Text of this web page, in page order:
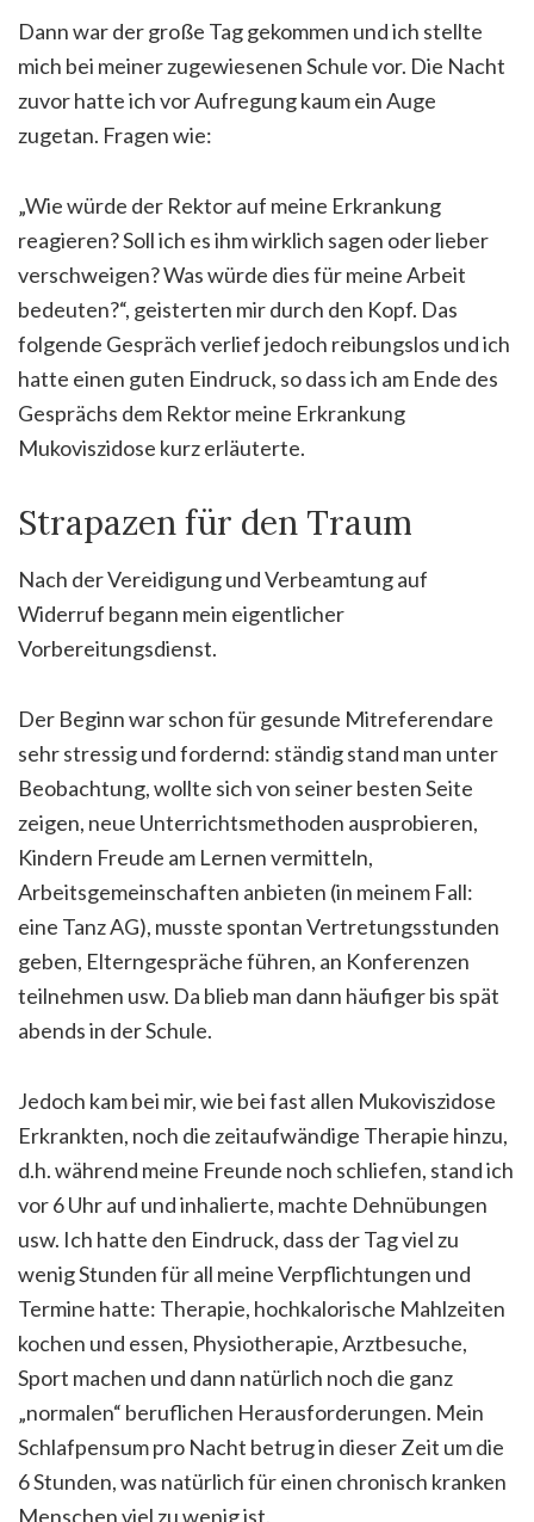
Dann war der große Tag gekommen und ich stellte
mich bei meiner zugewiesenen Schule vor. Die Nacht
zuvor hatte ich vor Aufregung kaum ein Auge
zugetan. Fragen wie:
„Wie würde der Rektor auf meine Erkrankung
reagieren? Soll ich es ihm wirklich sagen oder lieber
verschweigen? Was würde dies für meine Arbeit
bedeuten?“, geisterten mir durch den Kopf. Das
folgende Gespräch verlief jedoch reibungslos und ich
hatte einen guten Eindruck, so dass ich am Ende des
Gesprächs dem Rektor meine Erkrankung
Mukoviszidose kurz erläuterte.
Strapazen für den Traum
Nach der Vereidigung und Verbeamtung auf
Widerruf begann mein eigentlicher
Vorbereitungsdienst.
Der Beginn war schon für gesunde Mitreferendare
sehr stressig und fordernd: ständig stand man unter
Beobachtung, wollte sich von seiner besten Seite
zeigen, neue Unterrichtsmethoden ausprobieren,
Kindern Freude am Lernen vermitteln,
Arbeitsgemeinschaften anbieten (in meinem Fall:
eine Tanz AG), musste spontan Vertretungsstunden
geben, Elterngespräche führen, an Konferenzen
teilnehmen usw. Da blieb man dann häufiger bis spät
abends in der Schule.
Jedoch kam bei mir, wie bei fast allen Mukoviszidose
Erkrankten, noch die zeitaufwändige Therapie hinzu,
d.h. während meine Freunde noch schliefen, stand ich
vor 6 Uhr auf und inhalierte, machte Dehnübungen
usw. Ich hatte den Eindruck, dass der Tag viel zu
wenig Stunden für all meine Verpflichtungen und
Termine hatte: Therapie, hochkalorische Mahlzeiten
kochen und essen, Physiotherapie, Arztbesuche,
Sport machen und dann natürlich noch die ganz
„normalen“ beruflichen Herausforderungen. Mein
Schlafpensum pro Nacht betrug in dieser Zeit um die
6 Stunden, was natürlich für einen chronisch kranken
Menschen viel zu wenig ist.